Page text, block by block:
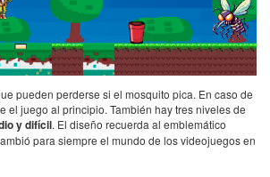
pueden perderse si el mosquito pica. En caso de
el juego al principio. También hay tres niveles de
y difícil. El diseño recuerda al emblemático
para siempre el mundo de los videojuegos en